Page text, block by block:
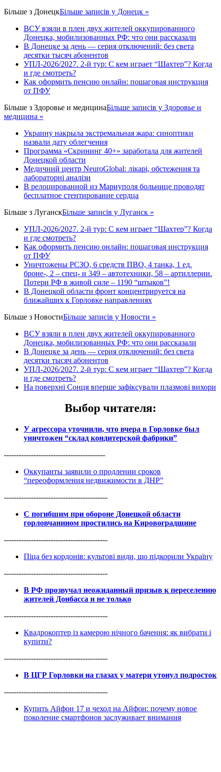
Більше з ДонецкБільше записів у Донецк »
ВСУ взяли в плен двух жителей оккупированного
Донецка, мобилизованных РФ: что они рассказали
В Донецке за день — серия отключений: без света
десятки тысяч абонентов
УПЛ-2026/2027. 2-й тур: С кем играет “Шахтер”? Когда
и где смотреть?
Как оформить пенсию онлайн: пошаговая инструкция
от ПФУ
Більше з Здоровье и медицинаБільше записів у Здоровье и
медицина »
Украину накрыла экстремальная жара: синоптики
назвали дату облегчения
Программа «Скрининг 40+» заработала для жителей
Донецкой области
Медичний центр NeuroGlobal: лікарі, обстеження та
лабораторні аналізи
В релоцированной из Мариуполя больнице проводят
бесплатное стентирование сердца
Більше з ЛуганскБільше записів у Луганск »
УПЛ-2026/2027. 2-й тур: С кем играет “Шахтер”? Когда
и где смотреть?
Как оформить пенсию онлайн: пошаговая инструкция
от ПФУ
Уничтожены РСЗО, 6 средств ПВО, 4 танка, 1 ед.
броне-, 2 – спец- и 349 – автотехники, 58 – артиллерии.
Потери РФ в живой силе – 1190 “штыков”!
В Донецкой области фронт концентрируется на
ближайших к Горловке направлениях
Більше з НовостиБільше записів у Новости »
ВСУ взяли в плен двух жителей оккупированного
Донецка, мобилизованных РФ: что они рассказали
В Донецке за день — серия отключений: без света
десятки тысяч абонентов
УПЛ-2026/2027. 2-й тур: С кем играет “Шахтер”? Когда
и где смотреть?
На поверхні Сонця вперше зафіксували плазмові вихори
Выбор читателя:
У агрессора уточнили, что вчера в Горловке был
уничтожен “склад кондитерской фабрики”
-----------------------------------------
Оккупанты заявили о продлении сроков
“переоформления недвижимости в ДНР”
------------------------------------------
С погибшим при обороне Донецкой области
горловчанином простились на Кировоградщине
------------------------------------------
Піца без кордонів: культові види, що підкорили Україну
------------------------------------------
В РФ прозвучал неожиданный призыв к переселению
жителей Донбасса и не только
------------------------------------------
Квадрокоптер із камерою нічного бачення: як вибрати і
купити?
------------------------------------------
В ЦГР Горловки на глазах у матери утонул подросток
------------------------------------------
Купить Айфон 17 и чехол на Айфон: почему новое
поколение смартфонов заслуживает внимания